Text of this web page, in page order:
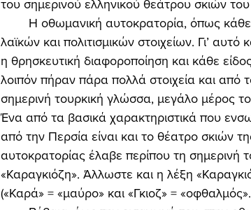
του σημερινού ελληνικού θεάτρου σκιών
λαϊκών και πολιτισμικών στοιχείων. Γι’
η θρησκευτική διαφοροποίηση και κάθε
λοιπόν πήραν πάρα πολλά στοιχεία και από
σημερινή τουρκική γλώσσα, μεγάλο μέρος
Ένα από τα βασικά χαρακτηριστικά που
από την Περσία είναι και το θέατρο σκιών
αυτοκρατορίας έλαβε περίπου τη
«Καραγκιόζη». Άλλωστε και η λέξη
(«Καρά» = «μαύρο» και «Γκιοζ» =